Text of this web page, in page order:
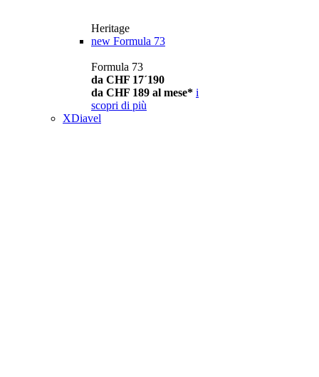
Heritage
new Formula 73
Formula 73
da CHF 17´190
da CHF 189 al mese* i
scopri di più
XDiavel